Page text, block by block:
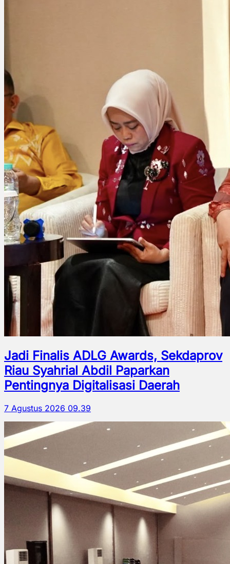
Jadi Finalis ADLG Awards, Sekdaprov
Riau Syahrial Abdil Paparkan
Pentingnya Digitalisasi Daerah
7 Agustus 2026 09.39